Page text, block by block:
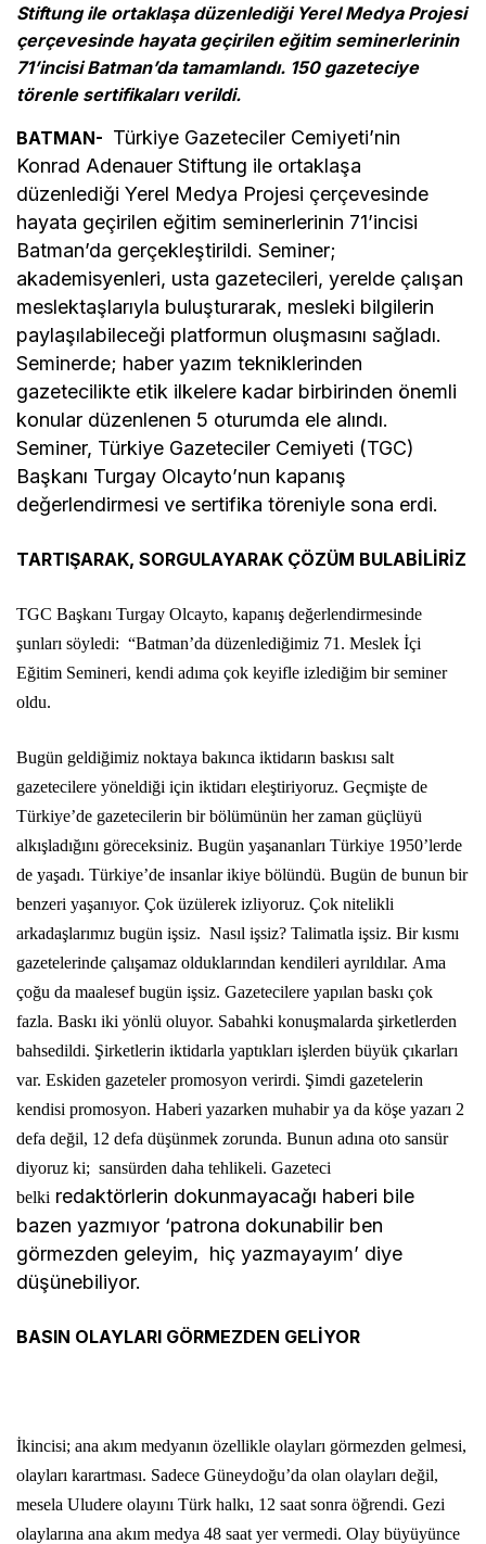
Stiftung ile ortaklaşa düzenlediği Yerel Medya Projesi
çerçevesinde hayata geçirilen eğitim seminerlerinin
71’incisi Batman’da tamamlandı. 150 gazeteciye
törenle sertifikaları verildi.
BATMAN- Türkiye Gazeteciler Cemiyeti’nin
Konrad Adenauer Stiftung ile ortaklaşa
düzenlediği Yerel Medya Projesi çerçevesinde
hayata geçirilen eğitim seminerlerinin 71’incisi
Batman’da gerçekleştirildi. Seminer;
akademisyenleri, usta gazetecileri, yerelde çalışan
meslektaşlarıyla buluşturarak, mesleki bilgilerin
paylaşılabileceği platformun oluşmasını sağladı.
Seminerde; haber yazım tekniklerinden
gazetecilikte etik ilkelere kadar birbirinden önemli
konular düzenlenen 5 oturumda ele alındı.
Seminer, Türkiye Gazeteciler Cemiyeti (TGC)
Başkanı Turgay Olcayto’nun kapanış
değerlendirmesi ve sertifika töreniyle sona erdi.
TARTIŞARAK, SORGULAYARAK ÇÖZÜM BULABİLİRİZ
TGC Başkanı Turgay Olcayto, kapanış değerlendirmesinde
şunları söyledi: “Batman’da düzenlediğimiz 71. Meslek İçi
Eğitim Semineri, kendi adıma çok keyifle izlediğim bir seminer
oldu.
Bugün geldiğimiz noktaya bakınca iktidarın baskısı salt
gazetecilere yöneldiği için iktidarı eleştiriyoruz. Geçmişte de
Türkiye’de gazetecilerin bir bölümünün her zaman güçlüyü
alkışladığını göreceksiniz. Bugün yaşananları Türkiye 1950’lerde
de yaşadı. Türkiye’de insanlar ikiye bölündü. Bugün de bunun bir
benzeri yaşanıyor. Çok üzülerek izliyoruz. Çok nitelikli
arkadaşlarımız bugün işsiz. Nasıl işsiz? Talimatla işsiz. Bir kısmı
gazetelerinde çalışamaz olduklarından kendileri ayrıldılar. Ama
çoğu da maalesef bugün işsiz. Gazetecilere yapılan baskı çok
fazla. Baskı iki yönlü oluyor. Sabahki konuşmalarda şirketlerden
bahsedildi. Şirketlerin iktidarla yaptıkları işlerden büyük çıkarları
var. Eskiden gazeteler promosyon verirdi. Şimdi gazetelerin
kendisi promosyon. Haberi yazarken muhabir ya da köşe yazarı 2
defa değil, 12 defa düşünmek zorunda. Bunun adına oto sansür
diyoruz ki; sansürden daha tehlikeli. Gazeteci
belki redaktörlerin dokunmayacağı haberi bile
bazen yazmıyor ‘patrona dokunabilir ben
görmezden geleyim, hiç yazmayayım’ diye
düşünebiliyor.
BASIN OLAYLARI GÖRMEZDEN GELİYOR
İkincisi; ana akım medyanın özellikle olayları görmezden gelmesi,
olayları karartması. Sadece Güneydoğu’da olan olayları değil,
mesela Uludere olayını Türk halkı, 12 saat sonra öğrendi. Gezi
olaylarına ana akım medya 48 saat yer vermedi. Olay büyüyünce